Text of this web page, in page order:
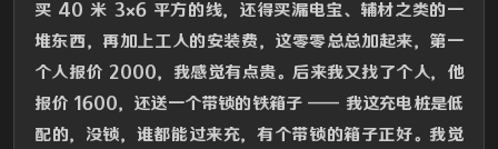
买 40 米 3×6 平方的线，还得买漏电宝、辅材之类的一
堆东西，再加上工人的安装费，这零零总总加起来，第一
个人报价 2000，我感觉有点贵。后来我又找了个人，他
报价 1600，还送一个带锁的铁箱子 —— 我这充电桩是低
配的，没锁，谁都能过来充，有个带锁的箱子正好。我觉